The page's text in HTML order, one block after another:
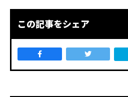
この記事をシェア